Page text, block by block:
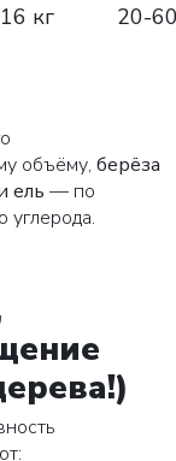
кг 20-
объёму, берёза
ель — по
углерода.